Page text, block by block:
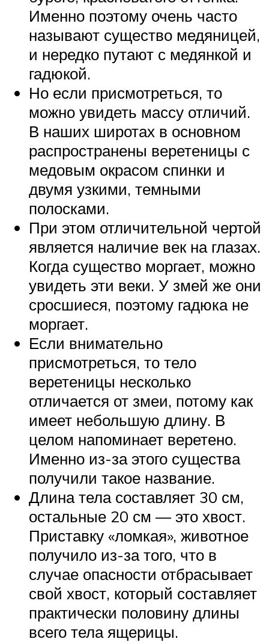
Именно поэтому очень часто
называют существо медяницей,
и нередко путают с медянкой и
гадюкой.
Но если присмотреться, то
можно увидеть массу отличий.
В наших широтах в основном
распространены веретеницы с
медовым окрасом спинки и
двумя узкими, темными
полосками.
При этом отличительной чертой
является наличие век на глазах.
Когда существо моргает, можно
увидеть эти веки. У змей же они
сросшиеся, поэтому гадюка не
моргает.
Если внимательно
присмотреться, то тело
веретеницы несколько
отличается от змеи, потому как
имеет небольшую длину. В
целом напоминает веретено.
Именно из-за этого существа
получили такое название.
Длина тела составляет 30 см,
остальные 20 см — это хвост.
Приставку «ломкая», животное
получило из-за того, что в
случае опасности отбрасывает
свой хвост, который составляет
практически половину длины
всего тела ящерицы.